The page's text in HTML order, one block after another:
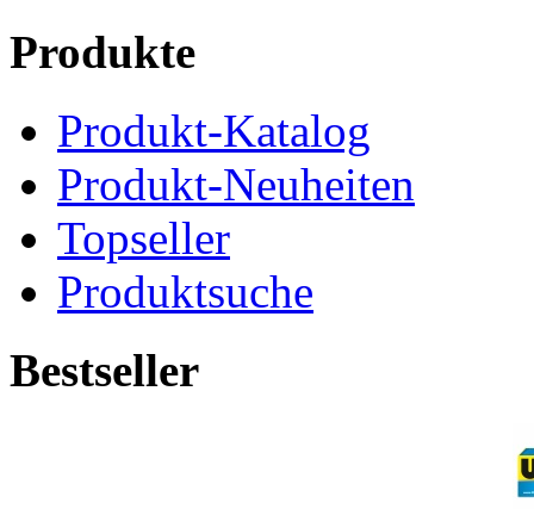
Produkte
Produkt-Katalog
Produkt-Neuheiten
Topseller
Produktsuche
Bestseller